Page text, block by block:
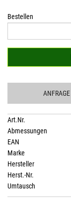
Bestellen
ANFRAGE
Art.Nr.
Abmessungen
EAN
Marke
Hersteller
Herst.-Nr.
Umtausch